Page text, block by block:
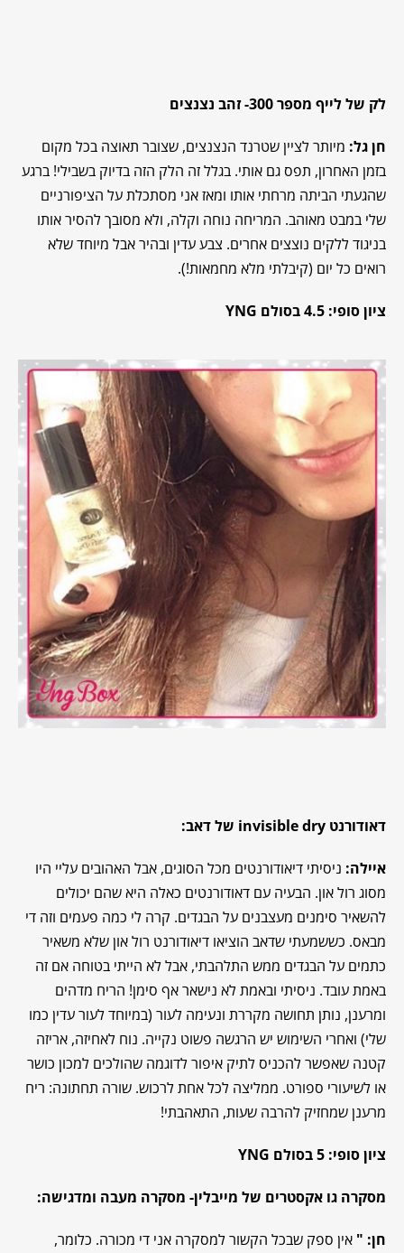
לק של לייף מספר 300- זהב נצנצים
חן גל: מיותר לציין שטרנד הנצנצים, שצובר תאוצה בכל מקום
בזמן האחרון, תפס גם אותי. בגלל זה הלק הזה בדיוק בשבילי! ברגע
שהגעתי הביתה מרחתי אותו ומאז אני מסתכלת על הציפורניים
שלי במבט מאוהב. המריחה נוחה וקלה, ולא מסובך להסיר אותו
בניגוד ללקים נוצצים אחרים. צבע עדין ובהיר אבל מיוחד שלא
רואים כל יום (קיבלתי מלא מחמאות!).
ציון סופי: 4.5 בסולם YNG
דאודורנט של דאב:
איילה: ניסיתי דיאודורנטים מכל הסוגים, אבל האהובים עליי היו
מסוג רול און. הבעיה עם דאודורנטים כאלה היא שהם יכולים
להשאיר סימנים מעצבנים על הבגדים. קרה לי כמה פעמים וזה די
מבאס. כששמעתי שדאב הוציאו דיאודורנט רול און שלא משאיר
כתמים על הבגדים ממש התלהבתי, אבל לא הייתי בטוחה אם זה
באמת עובד. ניסיתי ובאמת לא נישאר אף סימן! הריח מדהים
ומרענן, נותן תחושה מקררת ונעימה לעור (במיוחד לעור עדין כמו
שלי) ואחרי השימוש יש הרגשה פשוט נקייה. נוח לאחיזה, אריזה
קטנה שאפשר להכניס לתיק איפור לדוגמה שהולכים למכון כושר
או לשיעורי ספורט. ממליצה לכל אחת לרכוש. שורה תחתונה: ריח
מרענן שמחזיק להרבה שעות, התאהבתי!
ציון סופי: 5 בסולם YNG
מסקרה גו אקסטרים של מייבלין- מסקרה מעבה ומדגישה:
חן: " אין ספק שבכל הקשור למסקרה אני די מכורה. כלומר,